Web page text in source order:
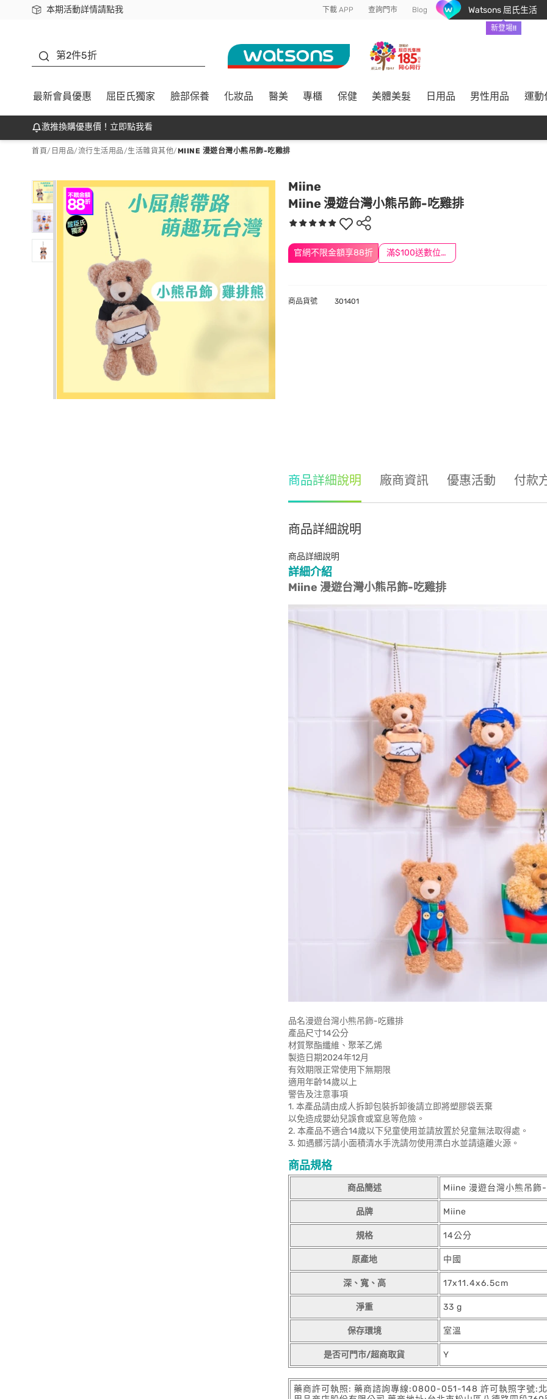
本期活動詳情請點我
下載app最高回饋$350 下載 APP 查詢門市 Blog Watsons 屈氏生活
新登場!!
第2件5折
最新會員優惠 屈臣氏獨家 臉部保養 化妝品 醫美 專櫃 保健 美體美髮 日用品 男性用品 運動
激推換購優惠價！立即點我看
首頁/ 日用品/流行生活用品/生活雜貨其他/MIINE 漫遊台灣小熊吊飾-吃雞排
Miine
Miine 漫遊台灣小熊吊飾-吃雞排
官網不限金額享88折 滿$100送數位印花
商品貨號 301401
商品詳細說明 廠商資訊 優惠活動 付款
商品詳細說明
商品詳細說明
詳細介紹
Miine 漫遊台灣小熊吊飾-吃雞排
品名漫遊台灣小熊吊飾-吃雞排
產品尺寸14公分
材質聚酯纖維、聚苯乙烯
製造日期2024年12月
有效期限正常使用下無期限
適用年齡14歲
警告及注意事項
1. 本產品請由成人拆卸包裝拆卸後請立即將塑膠袋丟棄
以免造成嬰幼兒誤食或窒息等危險。
2. 本產品不適合14歲以下兒童使用並請放置於兒童無法取得處。
3. 如遇髒污請小面積清水手洗請勿使用漂白水並請遠離火源。
商品規格
商品簡述 Miine 漫遊台灣小熊吊飾
品牌 Miine
規格 14公分
原產地 中國
深、寬、高 17x11.4x6.5cm
淨重 33 g
保存環境 室溫
是否可門市/超商取貨 Y
藥商許可執照: 藥商諮詢專線:0800-051-148 許可執照字號: